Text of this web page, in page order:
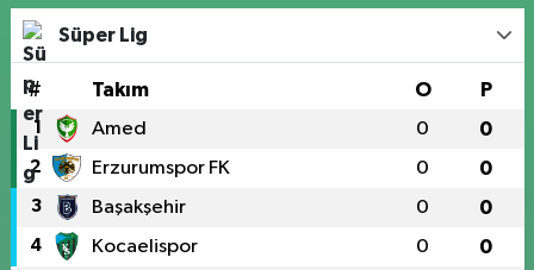
Süper Lig
# Takım O P
1 Amed 0 0
2 Erzurumspor FK 0 0
3 Başakşehir 0 0
4 Kocaelispor 0 0